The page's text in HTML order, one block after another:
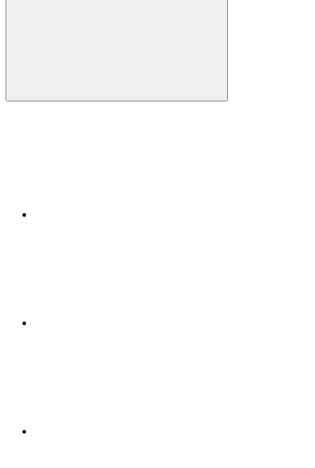
Compartilhar